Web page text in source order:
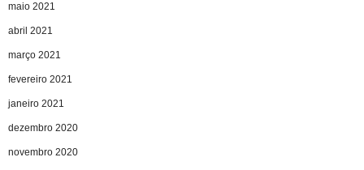
maio 2021
abril 2021
março 2021
fevereiro 2021
janeiro 2021
dezembro 2020
novembro 2020